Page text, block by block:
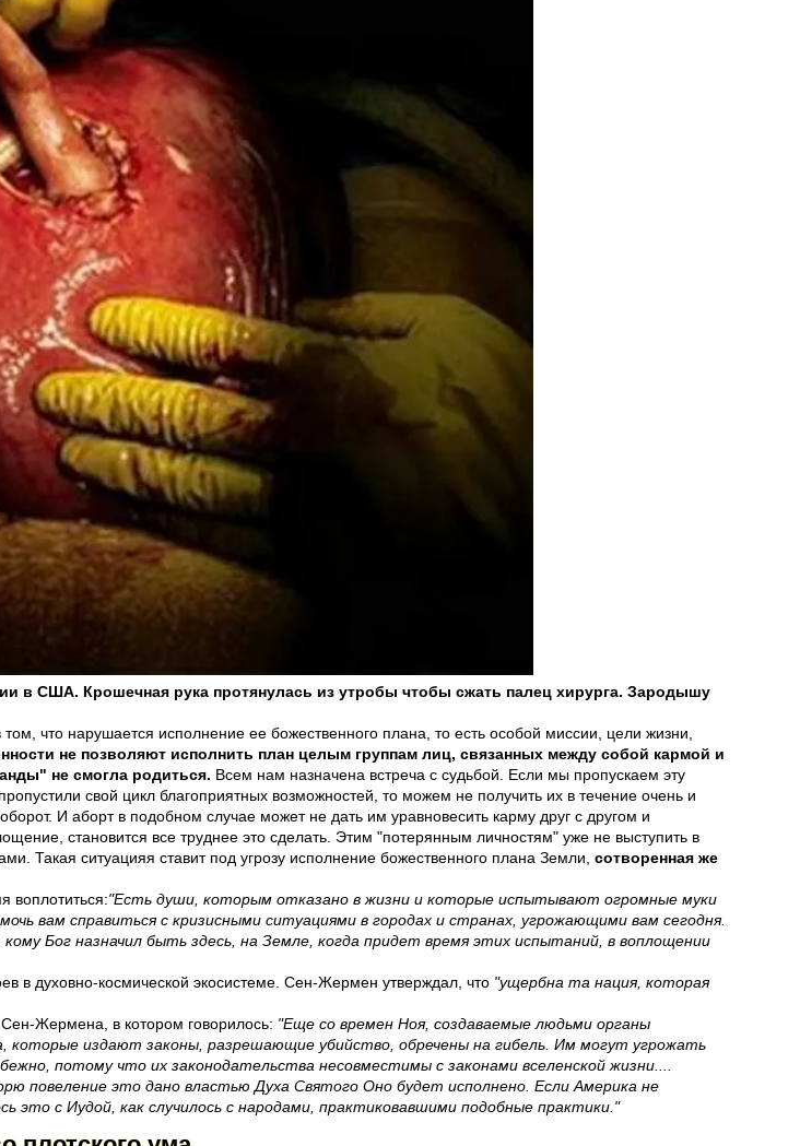
в США. Крошечная рука протянулась из утробы чтобы сжать палец хирурга. Зародышу
что нарушается исполнение ее божественного плана, то есть особой миссии, цели жизни,
не позволяют исполнить план целым группам лиц, связанных между собой кармой и
не смогла родиться. Всем нам назначена встреча с судьбой. Если мы пропускаем эту
свой цикл благоприятных возможностей, то можем не получить их в течение очень и
И аборт в подобном случае может не дать им уравновесить карму друг с другом и
становится все труднее это сделать. Этим "потерянным личностям" уже не выступить в
Такая ситуацияя ставит под угрозу исполнение божественного плана Земли, сотворенная же
воплотиться:"Есть души, которым отказано в жизни и которые испытывают огромные муки
вам справиться с кризисными ситуациями в городах и странах, угрожающими вам сегодня.
Бог назначил быть здесь, на Земле, когда придет время этих испытаний, в воплощении
духовно-космической экосистеме. Сен-Жермен утверждал, что "ущербна та нация, которая
Жермена, в котором говорилось: "Еще со времен Ноя, создаваемые людьми органы
которые издают законы, разрешающие убийство, обречены на гибель. Им могут угрожать
потому что их законодательства несовместимы с законами вселенской жизни....
повеление это дано властью Духа Святого Оно будет исполнено. Если Америка не
это с Иудой, как случилось с народами, практиковавшими подобные практики."